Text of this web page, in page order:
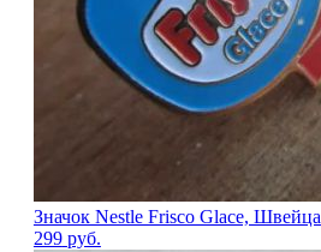
Значок Nestle Frisco Glace,
299 руб.